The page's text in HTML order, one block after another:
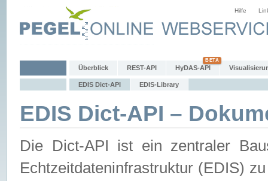
Hilfe
Überblick REST-API HyDAS-API
EDIS Dict-API EDIS-Library
EDIS Dict-API –
Die Dict-API ist ein zentraler
Echtzeitdateninfrastruktur (EDIS)